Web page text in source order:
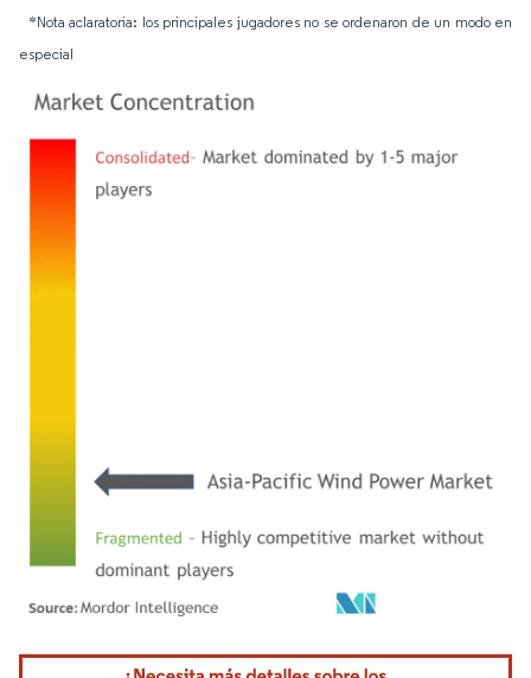
*Nota aclaratoria: los principales jugadores no se ordenaron de un modo en
especial
Imagen © Mordor Intelligence. El uso requiere atribución según CC BY 4.0.